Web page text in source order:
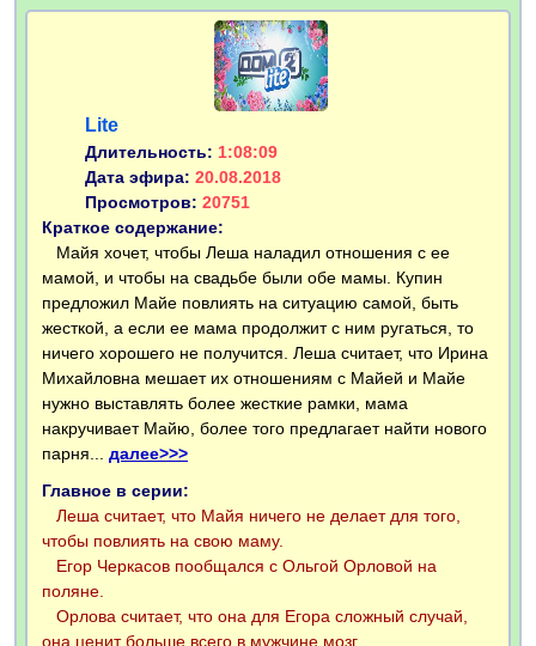
Lite
Длительность: 1:08:09
Дата эфира: 20.08.2018
Просмотров: 20751
Краткое содержание:
Майя хочет, чтобы Леша наладил отношения с ее
мамой, и чтобы на свадьбе были обе мамы. Купин
предложил Майе повлиять на ситуацию самой, быть
жесткой, а если ее мама продолжит с ним ругаться, то
ничего хорошего не получится. Леша считает, что Ирина
Михайловна мешает их отношениям с Майей и Майе
нужно выставлять более жесткие рамки, мама
накручивает Майю, более того предлагает найти нового
парня... далее>>>
Главное в серии:
Леша считает, что Майя ничего не делает для того,
чтобы повлиять на свою маму.
Егор Черкасов пообщался с Ольгой Орловой на
поляне.
Орлова считает, что она для Егора сложный случай,
она ценит больше всего в мужчине мозг.